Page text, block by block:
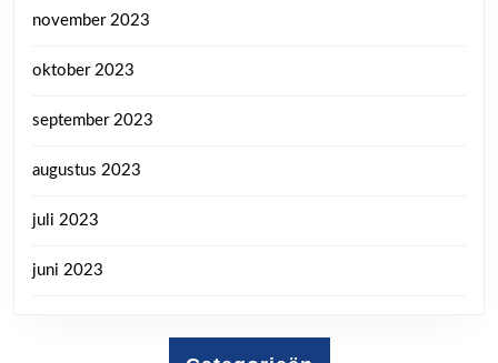
november 2023
oktober 2023
september 2023
augustus 2023
juli 2023
juni 2023